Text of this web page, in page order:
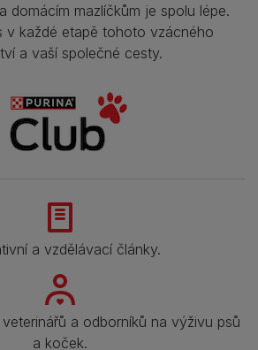
domácím mazlíčkům je spolu lépe.
v každé etapě tohoto vzácného
a vaší společné cesty.
a vzdělávací články.
a odborníků na výživu psů
a koček.